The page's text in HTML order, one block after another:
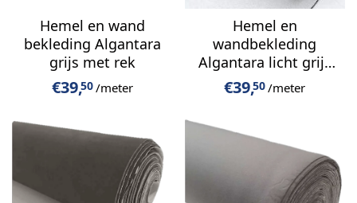
Hemel en wand
bekleding Algantara
grijs met rek
€39,50/meter
Hemel en
wandbekleding
Algantara licht grijs
met rek
€39,50/meter